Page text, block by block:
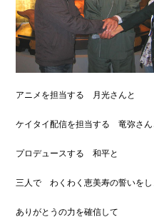
アニメを担当する 月光さんと
ケイタイ配信を担当する 竜弥さん
プロデュースする 和平と
三人で わくわく恵美寿の誓いをし
ありがとうの力を確信して